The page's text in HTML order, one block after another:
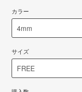
カラー
サイズ